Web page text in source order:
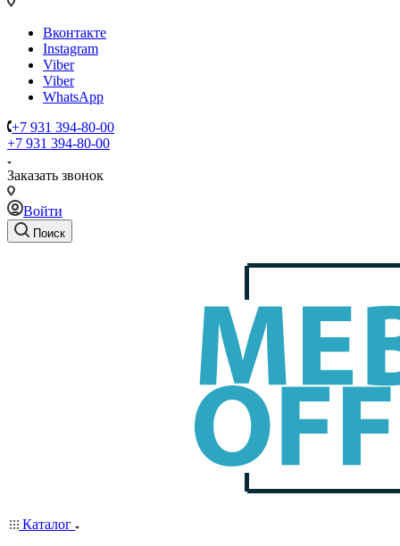
Вконтакте
Instagram
Viber
Viber
WhatsApp
+7 931 394-80-00
+7 931 394-80-00
Заказать звонок
Войти
Поиск
Каталог